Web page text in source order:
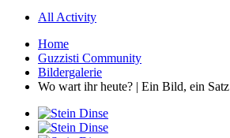
All Activity
Home
Guzzisti Community
Bildergalerie
Wo wart ihr heute? | Ein Bild, ein Satz